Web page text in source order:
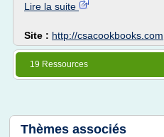
Lire la suite
Site : http://csacookbooks.com
19 Ressources
Thèmes associés